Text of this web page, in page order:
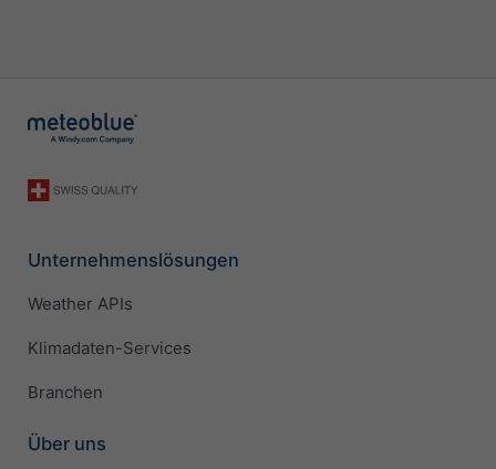
Unternehmenslösungen
Weather APIs
Klimadaten-Services
Branchen
Über uns